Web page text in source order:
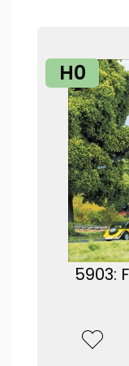
H0
5903: